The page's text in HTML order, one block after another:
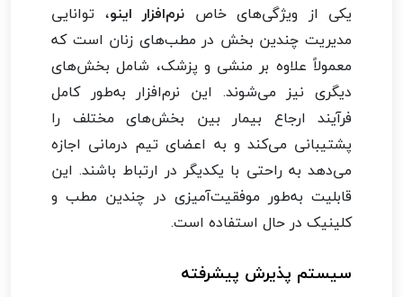
یکی از ویژگی‌های خاص نرم‌افزار اینو، توانایی
مدیریت چندین بخش در مطب‌های زنان است که
معمولاً علاوه بر منشی و پزشک، شامل بخش‌های
دیگری نیز می‌شوند. این نرم‌افزار به‌طور کامل
فرآیند ارجاع بیمار بین بخش‌های مختلف را
پشتیبانی می‌کند و به اعضای تیم درمانی اجازه
می‌دهد به راحتی با یکدیگر در ارتباط باشند. این
قابلیت به‌طور موفقیت‌آمیزی در چندین مطب و
کلینیک در حال استفاده است.
سیستم پذیرش پیشرفته